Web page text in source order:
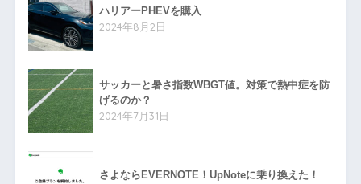
ハリアーPHEVを購入
2024年8月2日
サッカーと暑さ指数WBGT値。対策で熱中症を防
げるのか？
2024年7月31日
さよならEVERNOTE！UpNoteに乗り換えた！